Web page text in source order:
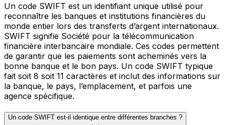
Un code SWIFT est un identifiant unique utilisé pour
reconnaître les banques et institutions financières du
monde entier lors des transferts d’argent internationaux.
SWIFT signifie Société pour la télécommunication
financière interbancaire mondiale. Ces codes permettent
de garantir que les paiements sont acheminés vers la
bonne banque et le bon pays. Un code SWIFT typique
fait soit 8 soit 11 caractères et inclut des informations sur
la banque, le pays, l’emplacement, et parfois une
agence spécifique.
Un code SWIFT est-il identique entre différentes branches ?